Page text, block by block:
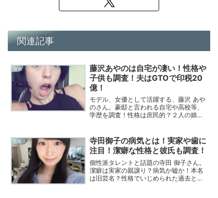
関連記事
漫画
藤沢あやのは自宅が凄い！性格や
子供も調査！夫はGTOで印税20
億！
モデル、女優として活躍する、藤沢 あや
のさん。豪邸と言われる自宅や高校等、
学歴を調査！性格は庶民的？２人の娘に
芸能人
寺田御子の病気とは！実家や歯に
注目！潔癖な性格と彼氏も調査！
個性派タレントと話題の寺田 御子さん。
潔癖は実家の親譲り？病気か嘘か！本名
は旧芸名？性格でいじめられた過去と